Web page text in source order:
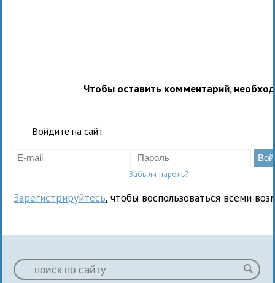
Чтобы оставить комментарий,
Войдите на сайт
Забыли пароль?
Зарегистрируйтесь, чтобы воспользоваться всеми